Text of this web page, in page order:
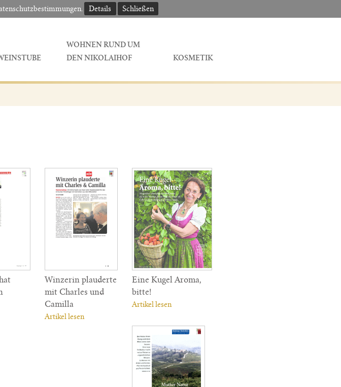
Details Schließen
WOHNEN RUND UM
DEN NIKOLAIHOF
KOSMETIK
Winzerin plauderte
mit Charles und
Camilla
Artikel lesen
Eine Kugel Aroma,
bitte!
Artikel lesen